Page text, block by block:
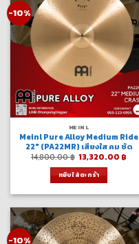
-10%
MEINL
Meinl Pure Alloy Medium Ride
22″ (PA22MR) เสียงใส คม ชัด
14,800.00฿ Original
price
was:
14,800.00 ฿.
13,320.00 ฿
หยิบใส่ตะกร้า
-10%